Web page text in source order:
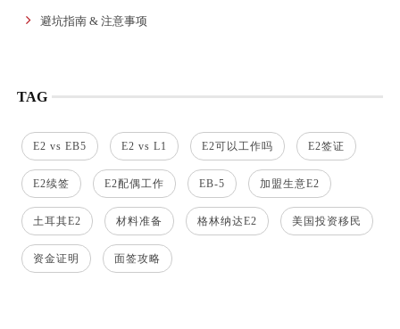
避坑指南 & 注意事项
TAG
E2 vs EB5 E2 vs L1 E2可以工作吗 E2签证
E2续签 E2配偶工作 EB-5 加盟生意E2
土耳其E2 材料准备 格林纳达E2 美国投资移民
资金证明 面签攻略